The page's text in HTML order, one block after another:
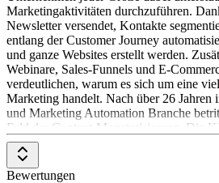
Conversations Platform: Biete einen
mit der Multichannel-
Unterhaltungen an einem Ort.
Sales Platform:Verwalte deine Pipeline,
Blick und kurble deinen Umsatz entlang
Vertriebszyklus an.
Marketingaktivitäten durchzuführen.
Newsletter versendet, Kontakte
entlang der Customer Journey
und ganze Websites erstellt werden.
Webinare, Sales-Funnels und E-
verdeutlichen, warum es sich um eine
Marketing handelt. Nach über 26
und Marketing Automation Branche
Feld der Content-Monetarisierung. Die
Plattform sowie die Paid Newsletter
zwischen E-Mail Marketing, Online
Monetarisierung.
Bewertungen